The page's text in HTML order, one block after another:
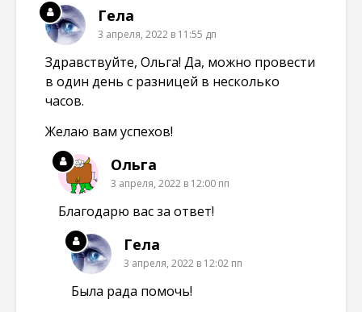
Гела
3 апреля, 2022 в 11:55 дп
Здравствуйте, Ольга! Да, можно провести
в один день с разницей в несколько
часов.
Желаю вам успехов!
Ольга
3 апреля, 2022 в 12:00 пп
Благодарю вас за ответ!
Гела
3 апреля, 2022 в 12:02 пп
Была рада помочь!